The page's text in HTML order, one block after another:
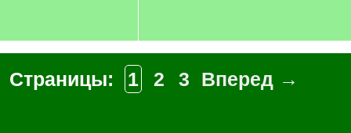
Страницы: 1 2 3 Вперед →